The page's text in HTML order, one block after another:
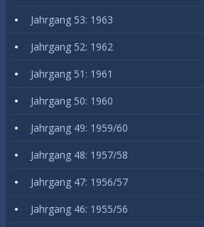
Jahrgang 53: 1963
Jahrgang 52: 1962
Jahrgang 51: 1961
Jahrgang 50: 1960
Jahrgang 49: 1959/60
Jahrgang 48: 1957/58
Jahrgang 47: 1956/57
Jahrgang 46: 1955/56